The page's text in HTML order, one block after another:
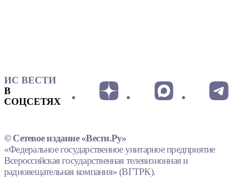
ИС ВЕСТИ
В
СОЦСЕТЯХ
© Сетевое издание «Вести.Ру»
«Федеральное государственное унитарное предприятие
Всероссийская государственная телевизионная и
радиовещательная компания» (ВГТРК).